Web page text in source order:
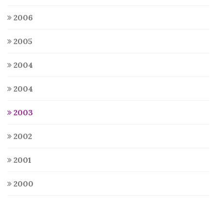
2006
2005
2004
2004
2003
2002
2001
2000